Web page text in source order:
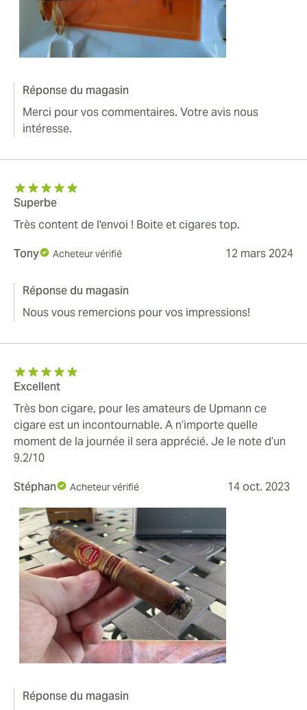
Réponse du magasin
Merci pour vos commentaires. Votre avis nous
intéresse.
Superbe
Très content de l'envoi ! Boite et cigares top.
Tony
Acheteur vérifié 12 mars 2024
Réponse du magasin
Nous vous remercions pour vos impressions!
Excellent
Très bon cigare, pour les amateurs de Upmann ce
cigare est un incontournable. A n’importe quelle
moment de la journée il sera apprécié. Je le note d’un
9.2/10
Stéphan
Acheteur vérifié 14 oct. 2023
Réponse du magasin